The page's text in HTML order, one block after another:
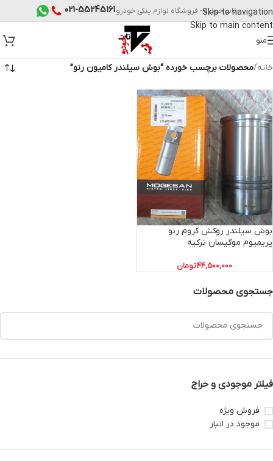
Skip to navigation
Skip to main content
تات خودرو - فروشگاه لوازم یدکی خودرو021-55245161
منو
جستجوی محصولات
فیلتر موجودی و حراج
فروش ویژه
موجود در انبار
خانه/محصولات برچسب خورده “بوش سیلندر کامیون رنو”
بوش سیلندر روکش کروم رنو
پریمیوم موگیسان ترکیه
44,500,000تومان